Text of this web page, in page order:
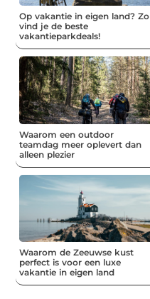
Op vakantie in eigen land? Zo
vind je de beste
vakantieparkdeals!
Waarom een outdoor
teamdag meer oplevert dan
alleen plezier
Waarom de Zeeuwse kust
perfect is voor een luxe
vakantie in eigen land